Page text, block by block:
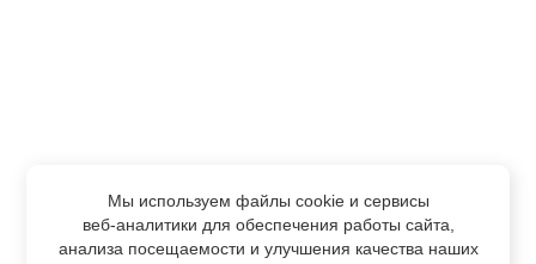
Мы используем файлы cookie и сервисы
веб-аналитики для обеспечения работы сайта,
анализа посещаемости и улучшения качества наших